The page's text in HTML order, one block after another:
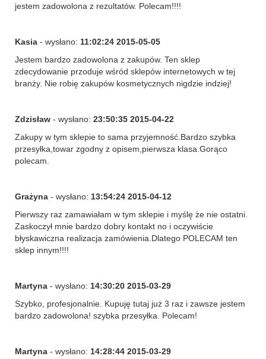
jestem zadowolona z rezultatów. Polecam!!!!
Kasia - wysłano: 11:02:24 2015-05-05
Jestem bardzo zadowolona z zakupów. Ten sklep
zdecydowanie przoduje wśród sklepów internetowych w tej
branży. Nie robię zakupów kosmetycznych nigdzie indziej!
Zdzisław - wysłano: 23:50:35 2015-04-22
Zakupy w tym sklepie to sama przyjemność.Bardzo szybka
przesyłka,towar zgodny z opisem,pierwsza klasa.Gorąco
polecam.
Grażyna - wysłano: 13:54:24 2015-04-12
Pierwszy raz zamawiałam w tym sklepie i myślę że nie ostatni.
Zaskoczył mnie bardzo dobry kontakt no i oczywiście
błyskawiczna realizacja zamówienia.Dlatego POLECAM ten
sklep innym!!!!
Martyna - wysłano: 14:30:20 2015-03-29
Szybko, profesjonalnie. Kupuję tutaj już 3 raz i zawsze jestem
bardzo zadowolona! szybka przesyłka. Polecam!
Martyna - wysłano: 14:28:44 2015-03-29